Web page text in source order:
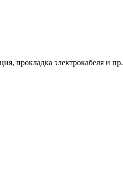
прокладка электрокабеля и пр.